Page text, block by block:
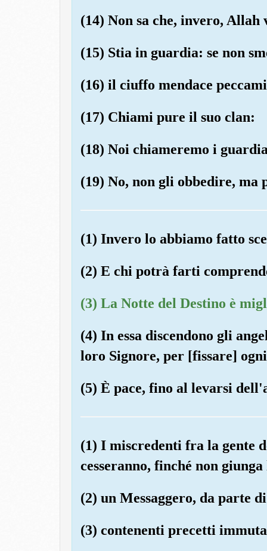
(14) Non sa che, invero, Allah
(15) Stia in guardia: se non
(16) il ciuffo mendace
(17) Chiami pure il suo clan:
(18) Noi chiameremo i
(19) No, non gli obbedire,
(1) Invero lo abbiamo fatto
(2) E chi potrà farti
(3) La Notte del Destino è
(4) In essa discendono gli
loro Signore, per [fissare]
(5) È pace, fino al levarsi
(1) I miscredenti fra la gente
cesseranno, finché non
(2) un Messaggero, da parte
(3) contenenti precetti